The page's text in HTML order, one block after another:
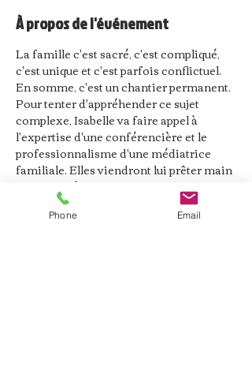
À propos de l'événement
La famille c'est sacré, c'est compliqué,
c'est unique et c'est parfois conflictuel.
En somme, c'est un chantier permanent.
Pour tenter d'appréhender ce sujet
complexe, Isabelle va faire appel à
l'expertise d'une conférencière et le
professionnalisme d'une médiatrice
familiale. Elles viendront lui prêter main
forte pour éclairer son statut de fille,
d'épouse, de mère et de soeur pas
toujours facile à gérer. Pas facile pour
Phone Email